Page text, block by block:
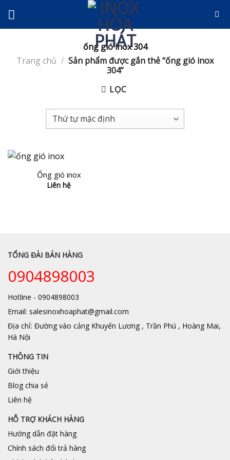
content
ống gió inox 304
Trang chủ / Sản phẩm được gắn thẻ “ống gió inox
304”
LỌC
Ống gió inox
Liên hệ
TỔNG ĐÀI BÁN HÀNG
0904898003
Hotline - 0904898003
Email: salesinoxhoaphat@gmail.com
Địa chỉ: Đường vào cảng Khuyến Lương , Trần Phú , Hoàng Mai,
Hà Nội
THÔNG TIN
Giới thiệu
Blog chia sẻ
Liên hệ
HỖ TRỢ KHÁCH HÀNG
Hướng dẫn đặt hàng
Chính sách đổi trả hàng